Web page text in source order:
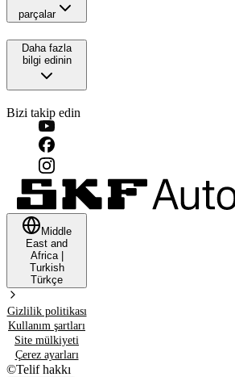
parçalar
Daha fazla
bilgi edinin
Bizi takip edin
Middle
East and
Africa|
Turkish
Türkçe
Gizlilik politikası
Kullanım şartları
Site mülkiyeti
Çerez ayarları
©Telif hakkı